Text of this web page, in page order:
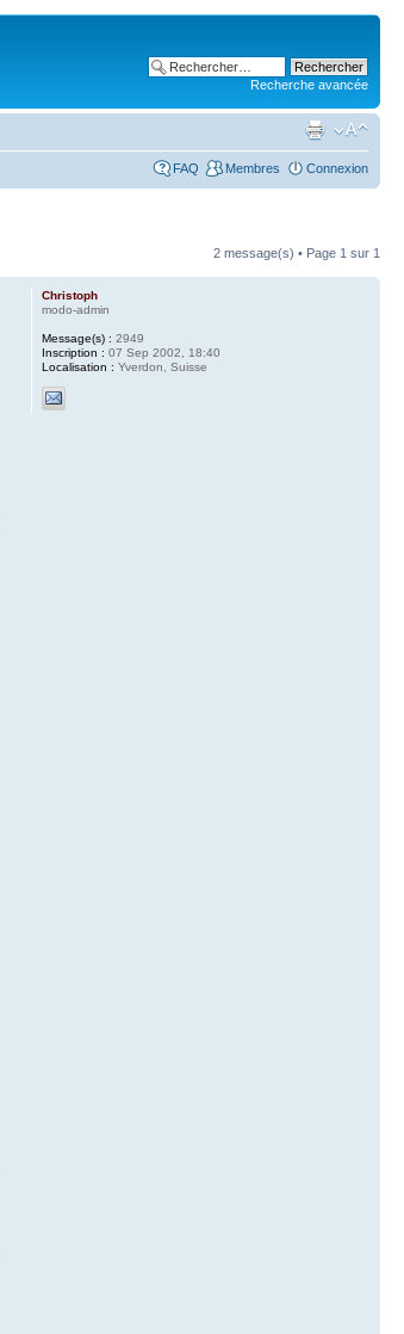
Recherche avancée
FAQ Membres Connexion
2 message(s) • Page 1 sur 1
Christoph
modo-admin
Message(s) : 2949
Inscription : 07 Sep 2002, 18:40
Localisation : Yverdon, Suisse